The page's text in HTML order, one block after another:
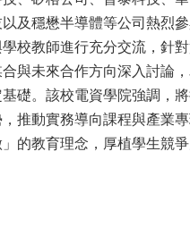
及穩懋半導體等公司熱烈
校教師進行充分交流，針對
與未來合作方向深入討論
礎。該校電資學院強調，
推動實務導向課程與產業
」的教育理念，厚植學生競爭